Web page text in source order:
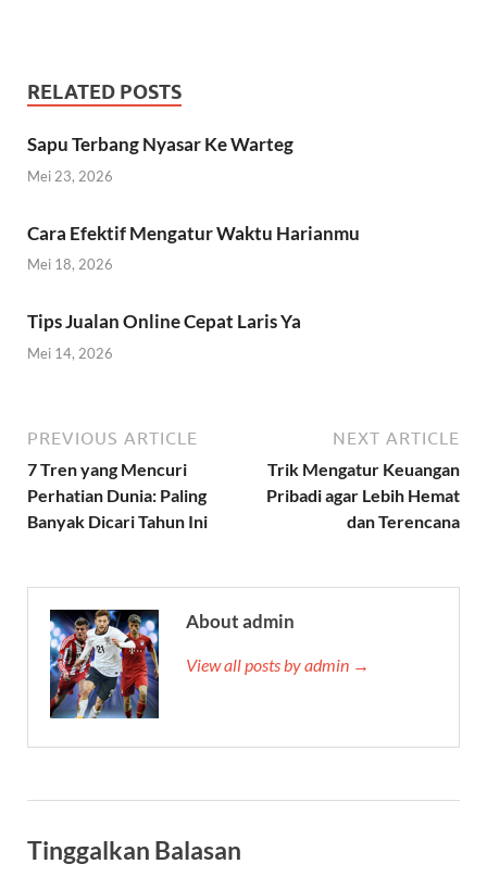
RELATED POSTS
Sapu Terbang Nyasar Ke Warteg
Mei 23, 2026
Cara Efektif Mengatur Waktu Harianmu
Mei 18, 2026
Tips Jualan Online Cepat Laris Ya
Mei 14, 2026
PREVIOUS ARTICLE
7 Tren yang Mencuri
Perhatian Dunia: Paling
Banyak Dicari Tahun Ini
NEXT ARTICLE
Trik Mengatur Keuangan
Pribadi agar Lebih Hemat
dan Terencana
About admin
View all posts by admin →
Tinggalkan Balasan